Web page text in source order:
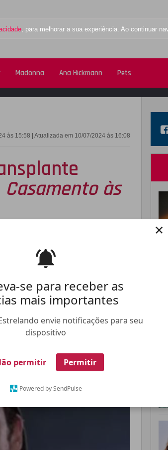
se para receber as
mais importantes
envie notificações para seu
dispositivo
permitir Permitir
Powered by SendPulse
×
, para melhorar a sua experiência. Ao continuar
Madonna Ana Hickmann Pets
às 15:58 | Atualizada em 10/07/2024 às 16:08
Casamento às
longo do programa
ANUNCIE NO ESTRELANDO TRABALHE NO